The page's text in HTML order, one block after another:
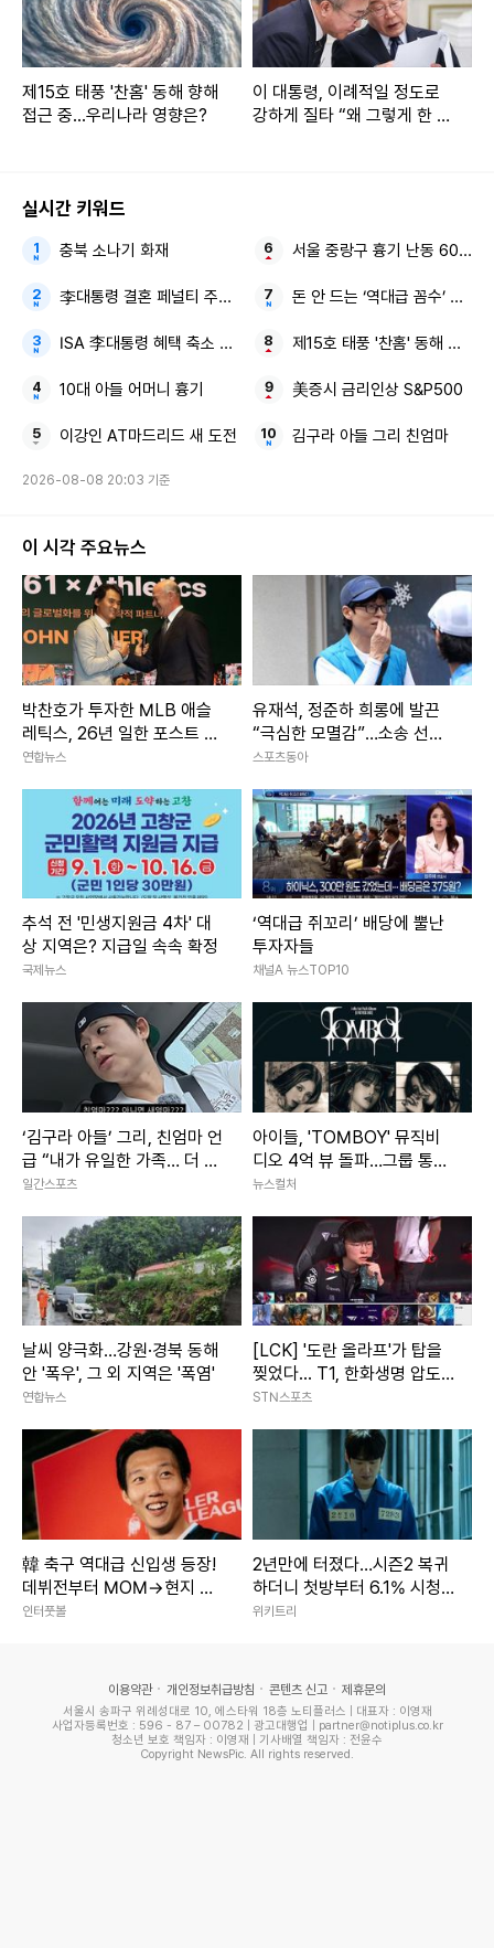
제15호 태풍 '찬홈' 동해 향해
접근 중...우리나라 영향은?
이 대통령, 이례적일 정도로
강하게 질타 “왜 그렇게 한 것
실시간 키워드
충북 소나기 화재
李대통령 결혼 페널티 주택 대출 규제 완화
ISA 李대통령 혜택 축소 논란
10대 아들 어머니 흉기
이강인 AT마드리드 새 도전
서울 중랑구 흉기 난동 60대
돈 안 드는 ‘역대급 꼼수’ 비닐
제15호 태풍 '찬홈' 동해 우리나
美증시 금리인상 S&P500
김구라 아들 그리 친엄마
2026-08-08 20:03 기준
이 시각 주요뉴스
박찬호가 투자한 MLB 애슬
레틱스, 26년 일한 포스트 단
장과 결별
연합뉴스
유재석, 정준하 희롱에 발끈
“극심한 모멸감”…소송 선언
(놀뭐)
스포츠동아
추석 전 '민생지원금 4차' 대
상 지역은? 지급일 속속 확정
국제뉴스
‘역대급 쥐꼬리’ 배당에 뿔난
투자자들
채널A 뉴스TOP10
‘김구라 아들’ 그리, 친엄마 언
급 “내가 유일한 가족… 더 챙
기려고”
일간스포츠
아이들, 'TOMBOY' 뮤직비
디오 4억 뷰 돌파…그룹 통산
세 번째
뉴스컬처
날씨 양극화…강원·경북 동해
안 '폭우', 그 외 지역은 '폭염'
연합뉴스
[LCK] '도란 올라프'가 탑을
찢었다... T1, 한화생명 압도
하고 1세트 선취
STN스포츠
韓 축구 역대급 신입생 등장!
데뷔전부터 MOM→현지 호
평 일색…“승리만큼이나 가장
인터풋볼
2년만에 터졌다…시즌2 복귀
하더니 첫방부터 6.1% 시청
률 찍은 한국 드라마
위키트리
이용약관 개인정보취급방침 콘텐츠 신고 제휴문의
서울시 송파구 위례성대로 10, 에스타워 18층 노티플러스 | 대표자 : 이영재
사업자등록번호 : 596 - 87 – 00782 | 광고대행업 | partner@notiplus.co.kr
청소년 보호 책임자 : 이영재 | 기사배열 책임자 : 전윤수
Copyright NewsPic. All rights reserved.